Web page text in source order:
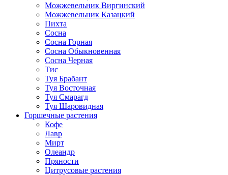
Можжевельник Виргинский
Можжевельник Казацкий
Пихта
Сосна
Сосна Горная
Сосна Обыкновенная
Сосна Черная
Тис
Туя Брабант
Туя Восточная
Туя Смарагд
Туя Шаровидная
Горшечные растения
Кофе
Лавр
Мирт
Олеандр
Пряности
Цитрусовые растения